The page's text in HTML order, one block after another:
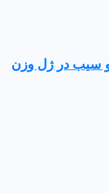
و سیب در ژل وزن